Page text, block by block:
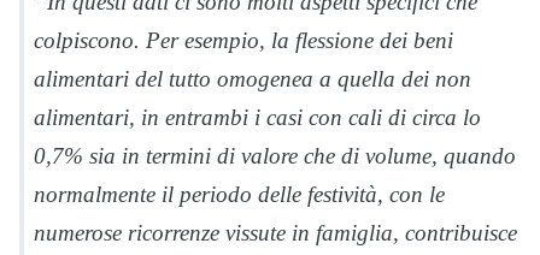
colpiscono. Per esempio, la flessione dei beni
alimentari del tutto omogenea a quella dei non
alimentari, in entrambi i casi con cali di circa lo
0,7% sia in termini di valore che di volume, quando
normalmente il periodo delle festività, con le
numerose ricorrenze vissute in famiglia, contribuisce